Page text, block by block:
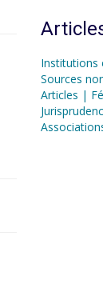
Institutions
Sources
Articles |